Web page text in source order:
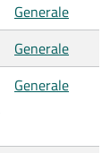
Generale
Generale
Generale